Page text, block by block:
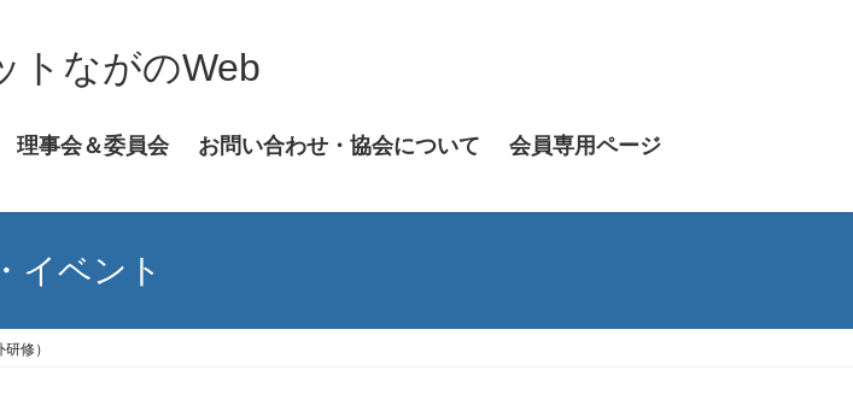
トながのWeb
理事会＆委員会 お問い合わせ・協会について 会員専用ページ
イベント
修）